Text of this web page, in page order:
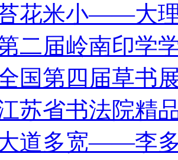
花米小——大
二届岭南印学
国第四届草书
苏省书法院精
道多宽——李